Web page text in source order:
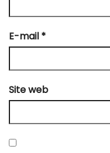
E-mail *
Site web